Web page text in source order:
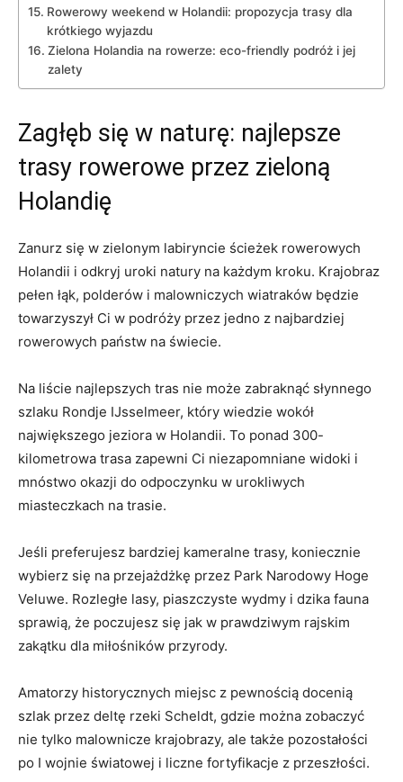
Rowerowy ⁢weekend w Holandii: propozycja trasy dla
krótkiego wyjazdu
Zielona Holandia na rowerze: eco-friendly podróż i jej
zalety
Zagłęb się w naturę: ‍najlepsze
trasy rowerowe przez zieloną
Holandię
Zanurz się w zielonym⁢ labiryncie ścieżek rowerowych⁤
Holandii ⁣i odkryj uroki natury na każdym kroku. Krajobraz
pełen łąk, ‌polderów i malowniczych wiatraków będzie
towarzyszył ​Ci⁣ w podróży przez jedno⁤ z ‌najbardziej
rowerowych ⁢państw na świecie.
Na liście ⁣najlepszych tras nie może ⁣zabraknąć słynnego
szlaku Rondje ‌IJsselmeer,⁢ który wiedzie ⁢wokół
największego​ jeziora⁢ w Holandii. To ⁢ponad 300-
kilometrowa‌ trasa zapewni Ci ‌niezapomniane⁣ widoki i
‍mnóstwo⁤ okazji do odpoczynku w urokliwych
miasteczkach na trasie.
Jeśli preferujesz⁣ bardziej kameralne trasy, koniecznie
wybierz się na przejażdżkę przez Park Narodowy Hoge
Veluwe. Rozległe lasy, piaszczyste⁤ wydmy i dzika ⁢fauna⁢
sprawią, że poczujesz się jak w prawdziwym‍ rajskim
zakątku dla miłośników⁢ przyrody.
Amatorzy historycznych miejsc z pewnością docenią
⁣szlak przez deltę rzeki Scheldt, ​gdzie można zobaczyć
nie tylko malownicze krajobrazy, ale także pozostałości
⁢po I wojnie ‍światowej ‍i liczne ​fortyfikacje z przeszłości.